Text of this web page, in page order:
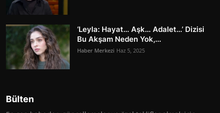
‘Leyla: Hayat… Aşk… Adalet…’ Dizisi
Bu Akşam Neden Yok,...
Haber Merkezi Haz 5, 2025
Bülten